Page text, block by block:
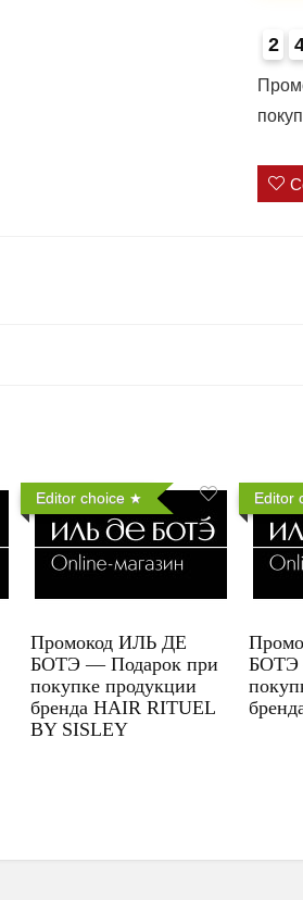
2
Editor choice
Промокод ИЛЬ ДЕ
БОТЭ — Подарок при
покупке продукции
бренда HAIR RITUEL
BY SISLEY
Editor
БОТЭ